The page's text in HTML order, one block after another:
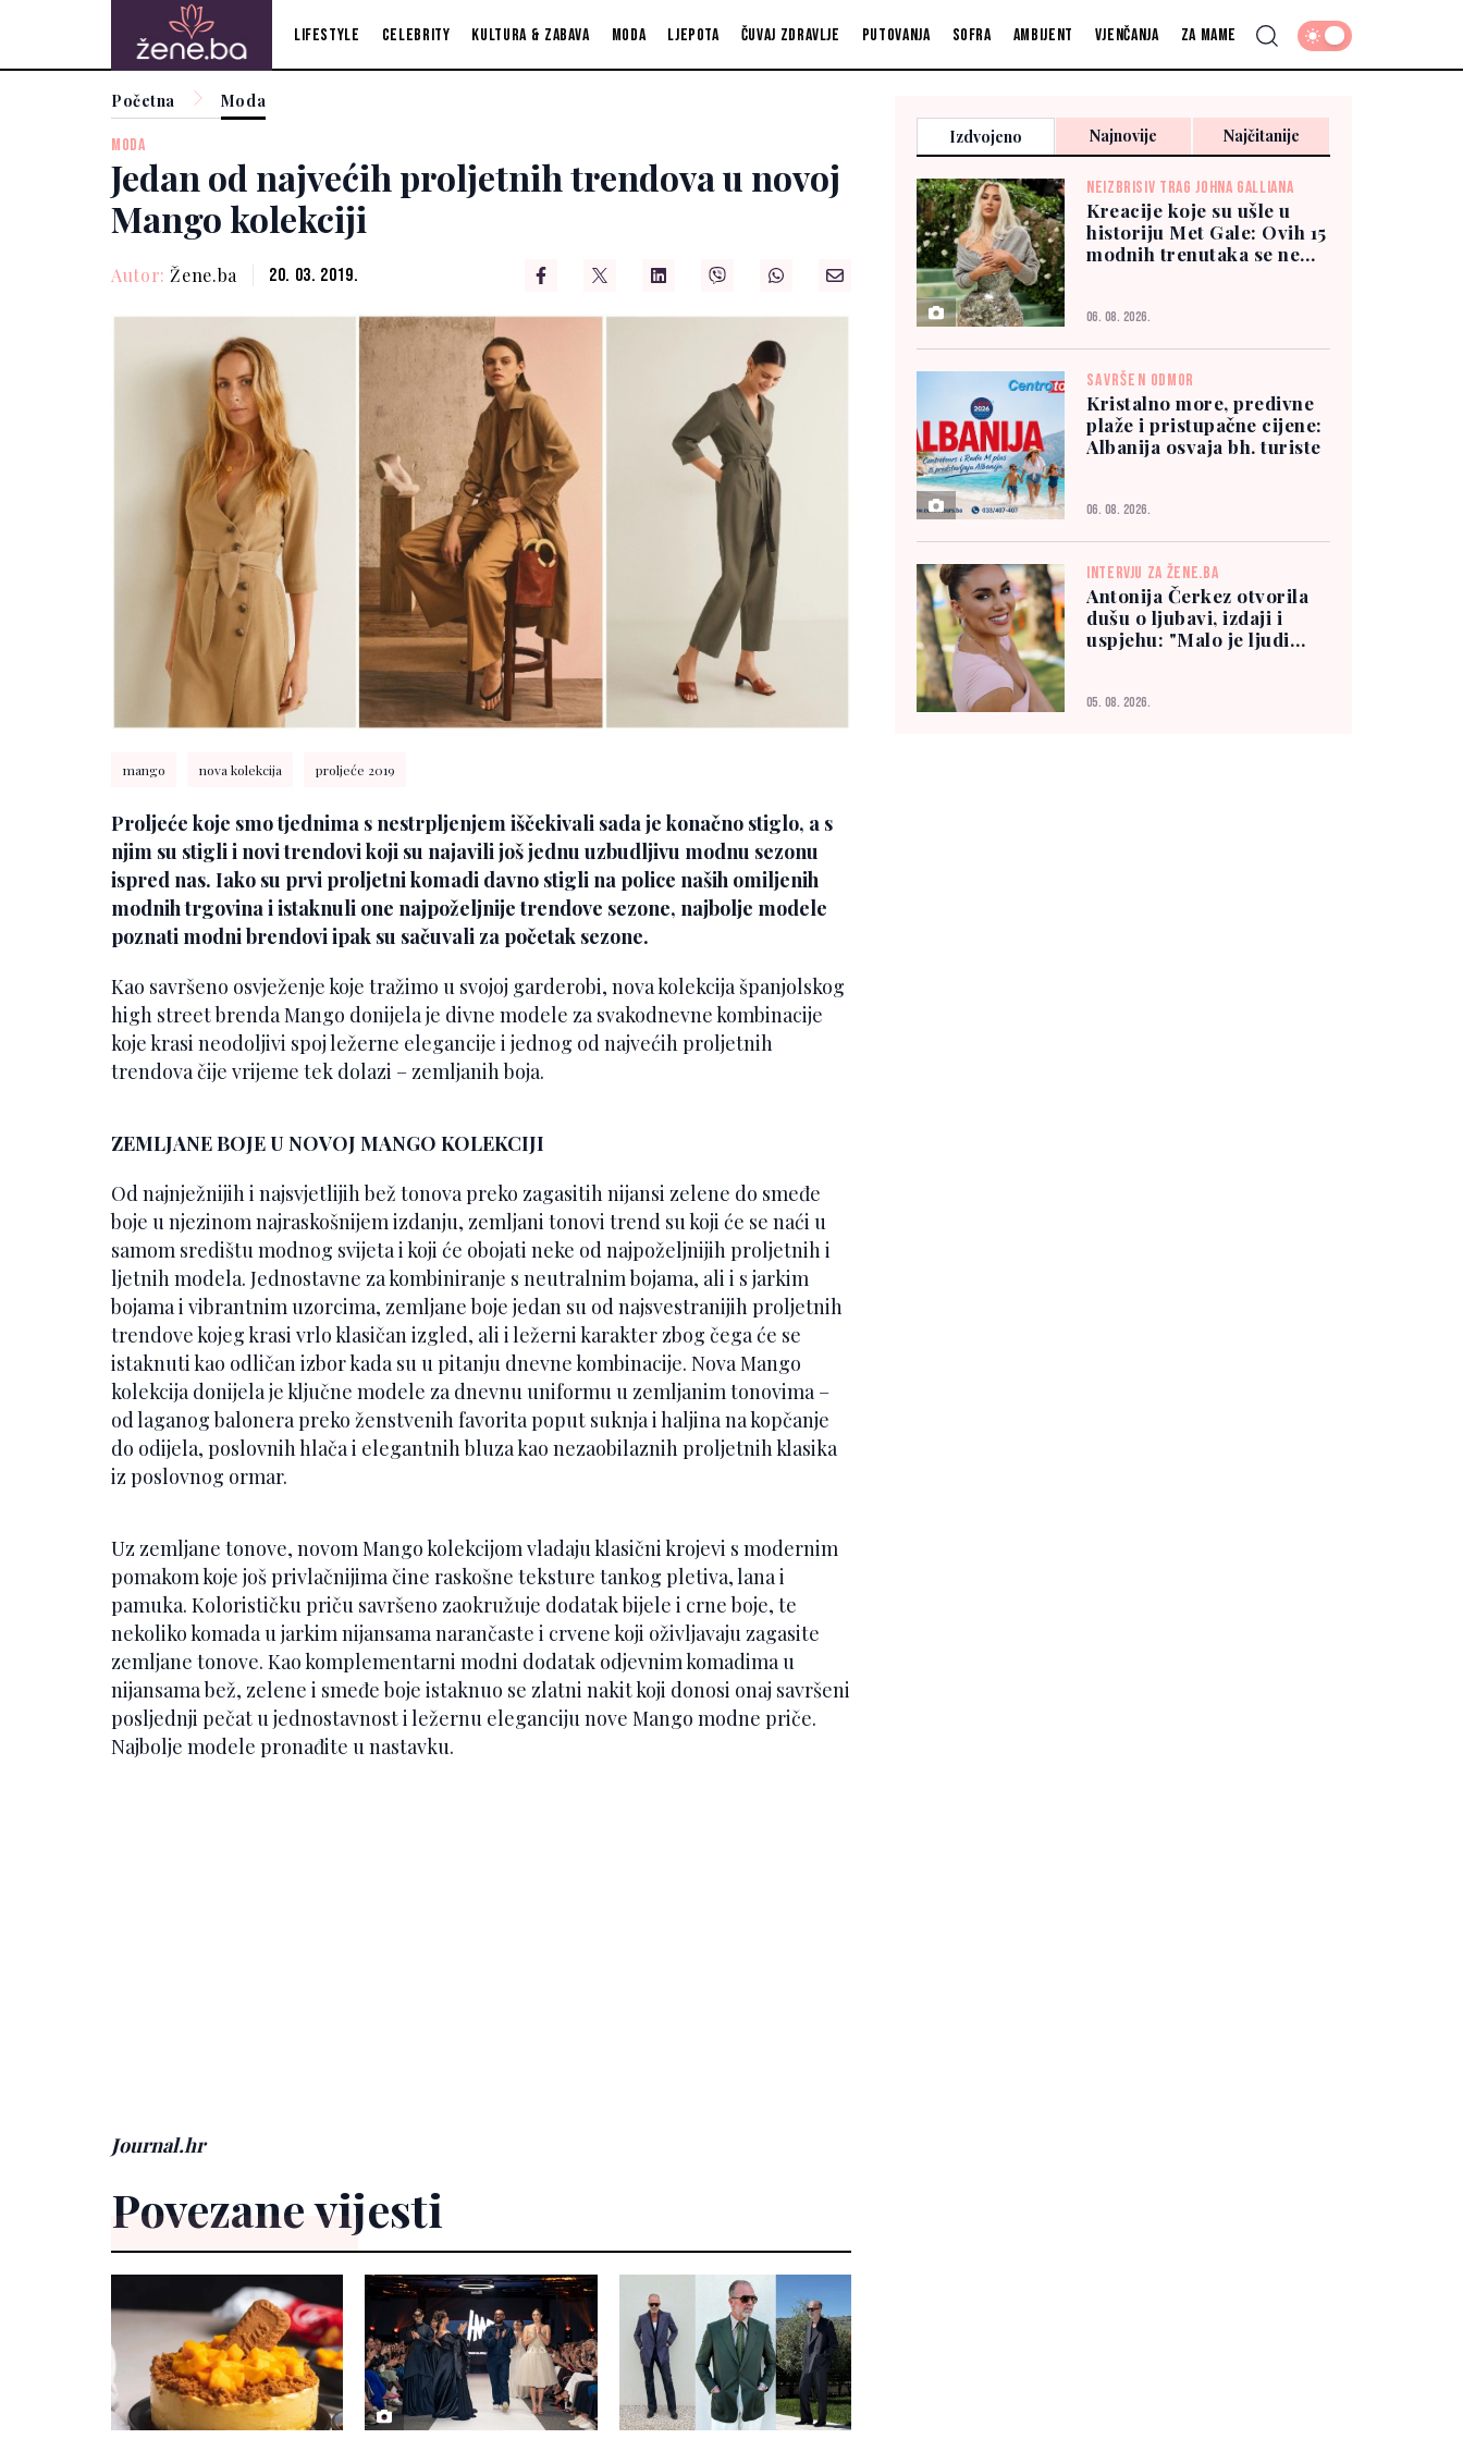
Lifestyle Celebrity Kultura & zabava Moda Ljepota Čuvaj zdravlje Putovanja Sofra Ambijent Vjenčanja Za mame
Početna Moda
MODA
Jedan od najvećih proljetnih trendova u novoj
Mango kolekciji
Autor: Žene.ba 20. 03. 2019.
mango nova kolekcija proljeće 2019
Proljeće koje smo tjednima s nestrpljenjem iščekivali sada je konačno stiglo, a s
njim su stigli i novi trendovi koji su najavili još jednu uzbudljivu modnu sezonu
ispred nas. Iako su prvi proljetni komadi davno stigli na police naših omiljenih
modnih trgovina i istaknuli one najpoželjnije trendove sezone, najbolje modele
poznati modni brendovi ipak su sačuvali za početak sezone.
Kao savršeno osvježenje koje tražimo u svojoj garderobi, nova kolekcija španjolskog
high street brenda Mango donijela je divne modele za svakodnevne kombinacije
koje krasi neodoljivi spoj ležerne elegancije i jednog od najvećih proljetnih
trendova čije vrijeme tek dolazi – zemljanih boja.
ZEMLJANE BOJE U NOVOJ MANGO KOLEKCIJI
Od najnježnijih i najsvjetlijih bež tonova preko zagasitih nijansi zelene do smeđe
boje u njezinom najraskošnijem izdanju, zemljani tonovi trend su koji će se naći u
samom središtu modnog svijeta i koji će obojati neke od najpoželjnijih proljetnih i
ljetnih modela. Jednostavne za kombiniranje s neutralnim bojama, ali i s jarkim
bojama i vibrantnim uzorcima, zemljane boje jedan su od najsvestranijih proljetnih
trendove kojeg krasi vrlo klasičan izgled, ali i ležerni karakter zbog čega će se
istaknuti kao odličan izbor kada su u pitanju dnevne kombinacije. Nova Mango
kolekcija donijela je ključne modele za dnevnu uniformu u zemljanim tonovima –
od laganog balonera preko ženstvenih favorita poput suknja i haljina na kopčanje
do odijela, poslovnih hlača i elegantnih bluza kao nezaobilaznih proljetnih klasika
iz poslovnog ormar.
Uz zemljane tonove, novom Mango kolekcijom vladaju klasični krojevi s modernim
pomakom koje još privlačnijima čine raskošne teksture tankog pletiva, lana i
pamuka. Kolorističku priču savršeno zaokružuje dodatak bijele i crne boje, te
nekoliko komada u jarkim nijansama narančaste i crvene koji oživljavaju zagasite
zemljane tonove. Kao komplementarni modni dodatak odjevnim komadima u
nijansama bež, zelene i smeđe boje istaknuo se zlatni nakit koji donosi onaj savršeni
posljednji pečat u jednostavnost i ležernu eleganciju nove Mango modne priče.
Najbolje modele pronađite u nastavku.
Journal.hr
Povezane vijesti
Izdvojeno Najnovije Najčitanije
NEIZBRISIV TRAG JOHNA GALLIANA
Kreacije koje su ušle u
historiju Met Gale: Ovih 15
modnih trenutaka se ne
06. 08. 2026.
SAVRŠEN ODMOR
Kristalno more, predivne
plaže i pristupačne cijene:
Albanija osvaja bh. turiste
06. 08. 2026.
INTERVJU ZA ŽENE.BA
Antonija Čerkez otvorila
dušu o ljubavi, izdaji i
uspjehu: "Malo je ljudi
05. 08. 2026.